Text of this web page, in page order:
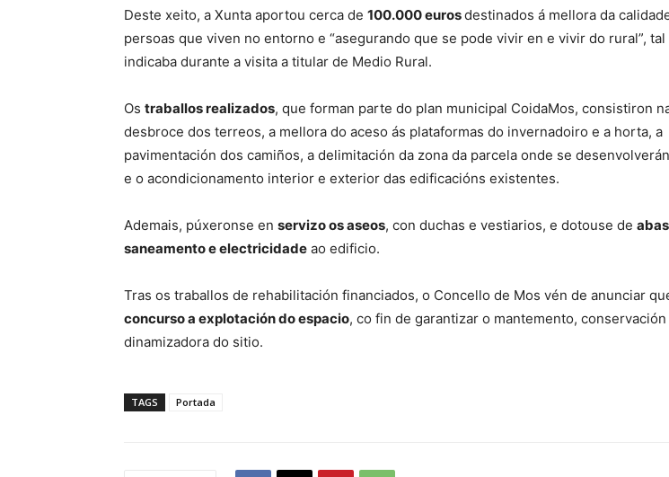
Deste xeito, a Xunta aportou cerca de 100.000 eurosdestinados á mellora da
persoas que viven no entorno e “asegurando que se pode vivir en e vivir do rural”, tal
indicaba durante a visita a titular de Medio Rural.
Os traballos realizados, que forman parte do plan municipal CoidaMos, consistiron
desbroce dos terreos, a mellora do aceso ás plataformas do invernadoiro e a horta, a
pavimentación dos camiños, a delimitación da zona da parcela onde se
e o acondicionamento interior e exterior das edificacións existentes.
Ademais, púxeronse en servizo os aseos, con duchas e vestiarios, e dotouse de
saneamento e electricidade ao edificio.
Tras os traballos de rehabilitación financiados, o Concello de Mos vén de anunciar
concurso a explotación do espacio, co fin de garantizar o mantemento,
dinamizadora do sitio.
TAGS Portada